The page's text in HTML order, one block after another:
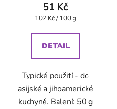
51 Kč
Měrná
102 Kč / 100 g
DETAIL
Typické použití - do
asijské a jihoamerické
kuchyně. Balení: 50 g